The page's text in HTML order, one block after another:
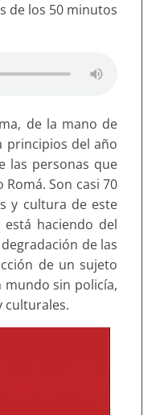
de los 50 minutos
de la mano de
principios del año
las personas que
Son casi 70
y cultura de este
haciendo del
de las
de un sujeto
sin policía,
culturales.